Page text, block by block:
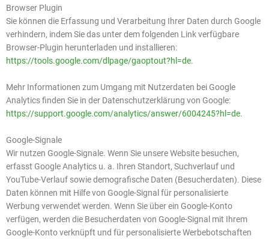
Browser Plugin
Sie können die Erfassung und Verarbeitung Ihrer Daten durch Google
verhindern, indem Sie das unter dem folgenden Link verfügbare
Browser-Plugin herunterladen und installieren:
https://tools.google.com/dlpage/gaoptout?hl=de.
Mehr Informationen zum Umgang mit Nutzerdaten bei Google
Analytics finden Sie in der Datenschutzerklärung von Google:
https://support.google.com/analytics/answer/6004245?hl=de.
Google-Signale
Wir nutzen Google-Signale. Wenn Sie unsere Website besuchen,
erfasst Google Analytics u. a. Ihren Standort, Suchverlauf und
YouTube-Verlauf sowie demografische Daten (Besucherdaten). Diese
Daten können mit Hilfe von Google-Signal für personalisierte
Werbung verwendet werden. Wenn Sie über ein Google-Konto
verfügen, werden die Besucherdaten von Google-Signal mit Ihrem
Google-Konto verknüpft und für personalisierte Werbebotschaften